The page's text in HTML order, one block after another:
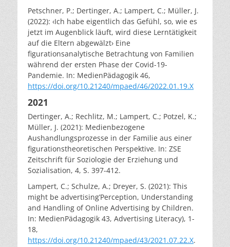
Petschner, P.; Dertinger, A.; Lampert, C.; Müller, J.
(2022): ‹Ich habe eigentlich das Gefühl, so, wie es
jetzt im Augenblick läuft, wird diese Lerntätigkeit
auf die Eltern abgewälzt› Eine
figurationsanalytische Betrachtung von Familien
während der ersten Phase der Covid-19-
Pandemie. In: MedienPädagogik 46,
https://doi.org/10.21240/mpaed/46/2022.01.19.X
2021
Dertinger, A.; Rechlitz, M.; Lampert, C.; Potzel, K.;
Müller, J. (2021): Medienbezogene
Aushandlungsprozesse in der Familie aus einer
figurationstheoretischen Perspektive. In: ZSE
Zeitschrift für Soziologie der Erziehung und
Sozialisation, 4, S. 397-412.
Lampert, C.; Schulze, A.; Dreyer, S. (2021): This
might be advertising’Perception, Understanding
and Handling of Online Advertising by Children.
In: MedienPädagogik 43, Advertising Literacy), 1-
18,
https://doi.org/10.21240/mpaed/43/2021.07.22.X.